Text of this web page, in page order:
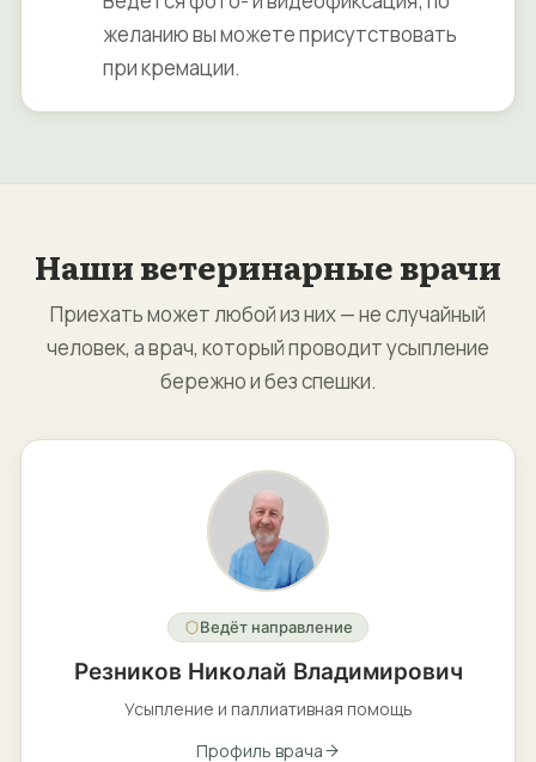
желанию вы можете присутствовать
при кремации.
Наши ветеринарные врачи
Приехать может любой из них — не случайный
человек, а врач, который проводит усыпление
бережно и без спешки.
Ведёт направление
Резников Николай Владимирович
Усыпление и паллиативная помощь
Профиль врача